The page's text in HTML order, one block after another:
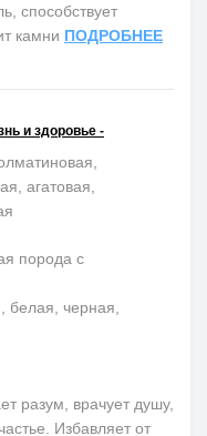
способствует
камни ПОДРОБНЕЕ
и здоровье -
агатовая,
порода с
белая, черная,
разум, врачует душу,
Избавляет от